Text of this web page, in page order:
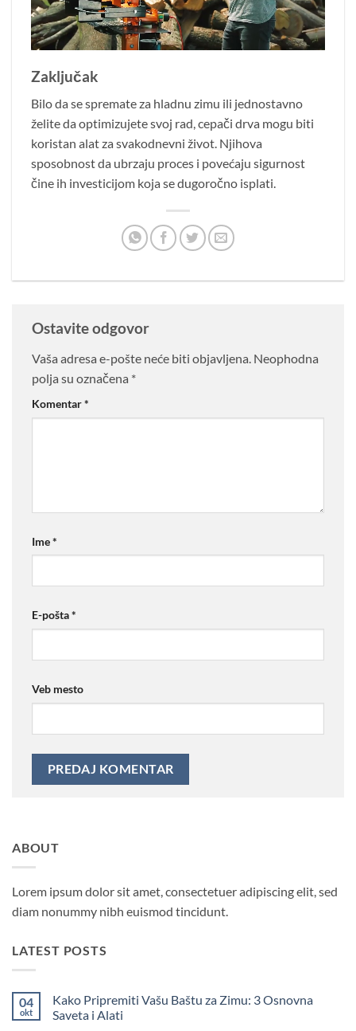
Zaključak
Bilo da se spremate za hladnu zimu ili jednostavno
želite da optimizujete svoj rad, cepači drva mogu biti
koristan alat za svakodnevni život. Njihova
sposobnost da ubrzaju proces i povećaju sigurnost
čine ih investicijom koja se dugoročno isplati.
Ostavite odgovor
Vaša adresa e-pošte neće biti objavljena. Neophodna
polja su označena *
Komentar*
Ime*
E-pošta*
Veb mesto
ABOUT
Lorem ipsum dolor sit amet, consectetuer adipiscing elit, sed
diam nonummy nibh euismod tincidunt.
LATEST POSTS
04
okt
Kako Pripremiti Vašu Baštu za Zimu: 3 Osnovna
Saveta i Alati